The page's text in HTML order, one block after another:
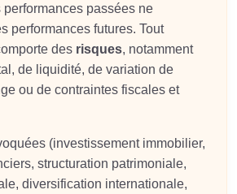
passées ne
performances futures. Tout
des risques, notamment
de liquidité, de variation de
ou de contraintes fiscales et
(investissement immobilier,
structuration patrimoniale,
diversification internationale,